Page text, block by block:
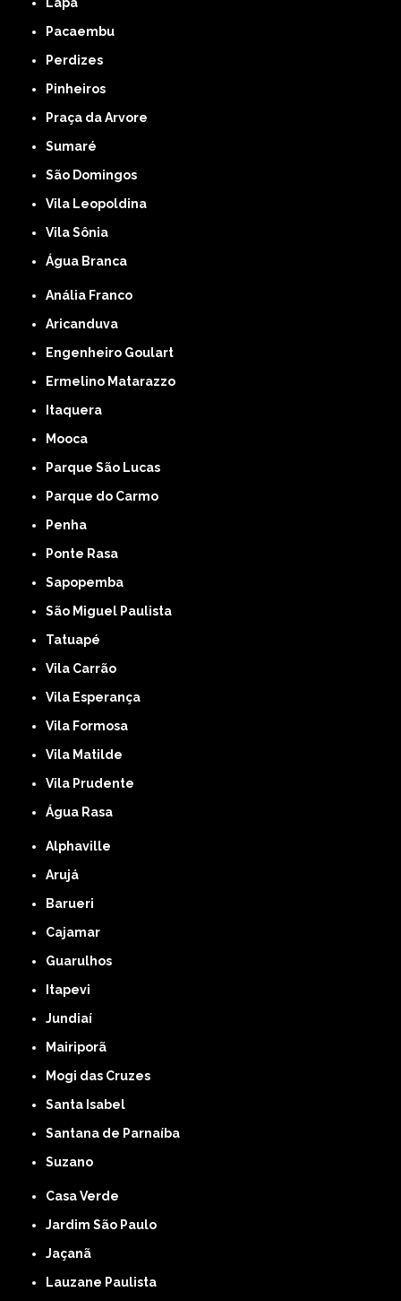
Pacaembu
Perdizes
Pinheiros
Praça da Arvore
Sumaré
São Domingos
Vila Leopoldina
Vila Sônia
Água Branca
Anália Franco
Aricanduva
Engenheiro Goulart
Ermelino Matarazzo
Itaquera
Mooca
Parque São Lucas
Parque do Carmo
Penha
Ponte Rasa
Sapopemba
São Miguel Paulista
Tatuapé
Vila Carrão
Vila Esperança
Vila Formosa
Vila Matilde
Vila Prudente
Água Rasa
Alphaville
Arujá
Barueri
Cajamar
Guarulhos
Itapevi
Jundiaí
Mairiporã
Mogi das Cruzes
Santa Isabel
Santana de Parnaíba
Suzano
Casa Verde
Jardim São Paulo
Jaçanã
Lauzane Paulista